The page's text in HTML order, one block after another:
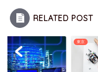
RELATED POST
東京